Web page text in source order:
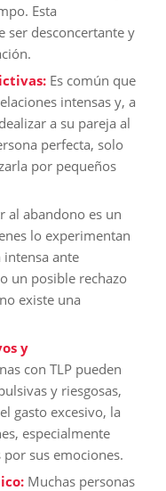
Esta
ser desconcertante y
Es común que
intensas y, a
a su pareja al
perfecta, solo
por pequeños
al abandono es un
lo experimentan
ante
un posible rechazo
existe una
y
con TLP pueden
y riesgosas,
gasto excesivo, la
especialmente
sus emociones.
Muchas personas